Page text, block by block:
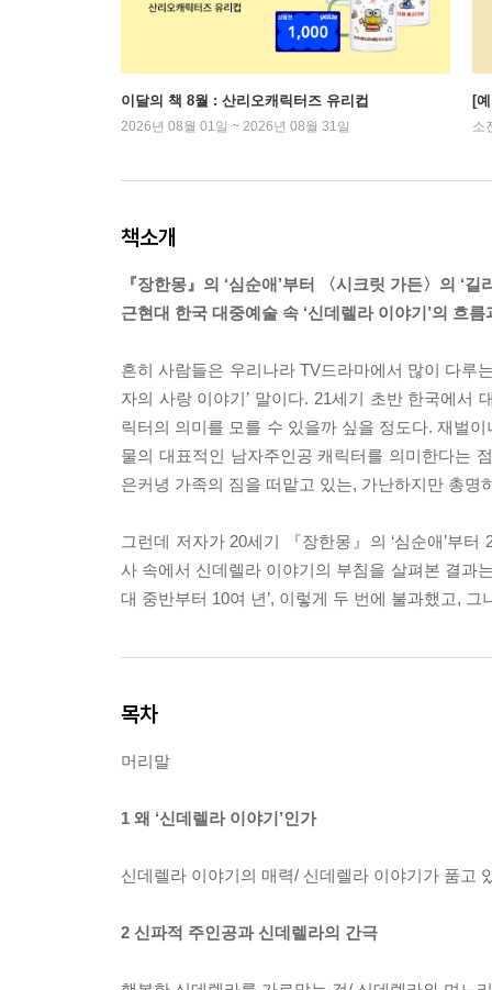
이달의 책 8월 : 산리오캐릭터즈 유리컵
2026년 08월 01일 ~ 2026년 08월 31일
[
소
책소개
『장한몽』의 ‘심순애’부터 〈시크릿 가든〉의 ‘길
근현대 한국 대중예술 속 ‘신데렐라 이야기’의 흐름
흔히 사람들은 우리나라 TV드라마에서 많이 다루
자의 사랑 이야기’ 말이다. 21세기 초반 한국에서
릭터의 의미를 모를 수 있을까 싶을 정도다. 재벌
물의 대표적인 남자주인공 캐릭터를 의미한다는
은커녕 가족의 짐을 떠맡고 있는, 가난하지만 총명
그런데 저자가 20세기 『장한몽』의 ‘심순애’부
사 속에서 신데렐라 이야기의 부침을 살펴본 결과
대 중반부터 10여 년’, 이렇게 두 번에 불과했고,
목차
머리말
1 왜 ‘신데렐라 이야기’인가
신데렐라 이야기의 매력/ 신데렐라 이야기가 품고
2 신파적 주인공과 신데렐라의 간극